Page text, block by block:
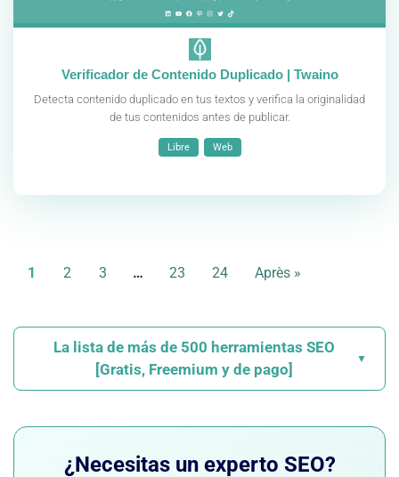
Verificador de Contenido Duplicado | Twaino
Detecta contenido duplicado en tus textos y verifica la originalidad
de tus contenidos antes de publicar.
Libre Web
1 2 3 … 23 24 Après »
La lista de más de 500 herramientas SEO
[Gratis, Freemium y de pago]
▼
Con todas las ofertas que inundan el mercado, no siempre
¿Necesitas un experto SEO?